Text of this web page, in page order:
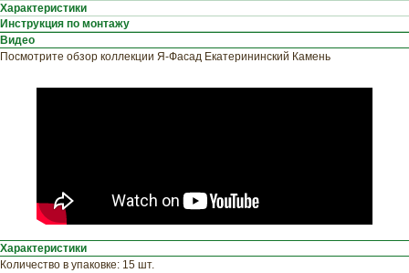
Характеристики
Инструкция по монтажу
Видео
Посмотрите обзор коллекции Я-Фасад Екатерининский Камень
Характеристики
Количество в упаковке: 15 шт.
ХОТИТЕ
ПРИЦЕНИТЬСЯ?